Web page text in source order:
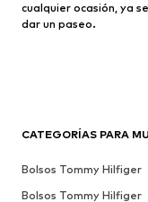
CATEGORÍAS PARA
Bolsos Tommy Hilfiger
Bolsos Tommy Hilfiger
cualquier ocasión, ya
dar un paseo.